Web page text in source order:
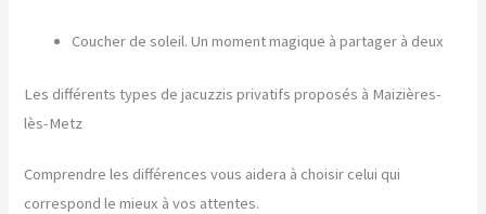
Coucher de soleil. Un moment magique à partager à deux
Les différents types de jacuzzis privatifs proposés à Maizières-
lès-Metz
Comprendre les différences vous aidera à choisir celui qui
correspond le mieux à vos attentes.